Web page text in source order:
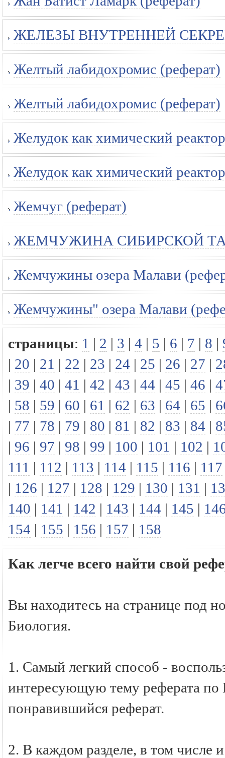
ЖЕЛЕЗЫ ВНУТРЕННЕЙ
Желтый лабидохромис (реферат)
Желтый лабидохромис (реферат)
Желудок как химический
Желудок как химический
Жемчуг (реферат)
ЖЕМЧУЖИНА СИБИРСКОЙ
Жемчужины озера Малави
Жемчужины" озера Малави
страницы: 1 | 2 | 3 | 4 | 5 | 6 | 7 | 8 |
| 20 | 21 | 22 | 23 | 24 | 25 | 26 | 27 |
| 39 | 40 | 41 | 42 | 43 | 44 | 45 | 46 |
| 58 | 59 | 60 | 61 | 62 | 63 | 64 | 65 |
| 77 | 78 | 79 | 80 | 81 | 82 | 83 | 84 |
| 96 | 97 | 98 | 99 | 100 | 101 | 102 |
111 | 112 | 113 | 114 | 115 | 116 | 117
| 126 | 127 | 128 | 129 | 130 | 131 |
140 | 141 | 142 | 143 | 144 | 145 |
154 | 155 | 156 | 157 | 158
Как легче всего найти свой
Вы находитесь на странице под
Биология.
1. Самый легкий способ -
интересующую тему реферата по
понравившийся реферат.
2. В каждом разделе, в том числе